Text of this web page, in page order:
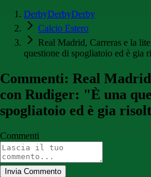
DerbyDerbyDerby
Calcio Estero
Real Madrid, Carreras e la
questione di spogliatoio ed è gia
Commenti: Real
con Rudiger: "È una
spogliatoio ed è gia
Commenti
Invia Commento